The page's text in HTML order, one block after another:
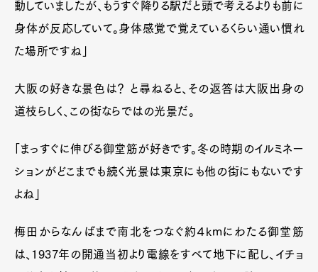
Art&Design Watch Fashion
動していましたが、もうすぐ降りる駅だと頭で考えるよりも前に
身体が反応していて。身体感覚で覚えているくらい通い慣れ
た場所ですね」
大阪の好きな景色は？ と尋ねると、その返答は大阪出身の
道枝らしく、この街ならではの光景だ。
「まっすぐに伸びる御堂筋が好きです。冬の時期のイルミネー
ションがどこまでも続く光景は東京にも他の街にもないです
よね」
梅田からなんばまで南北をつなぐ約４kmにわたる御堂筋
は、1937年の開通当初より電線をすべて地下に配し、イチョ